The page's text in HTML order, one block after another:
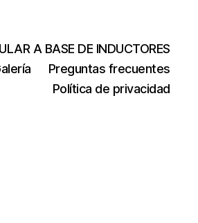
A BASE DE INDUCTORES
Preguntas frecuentes
Política de privacidad